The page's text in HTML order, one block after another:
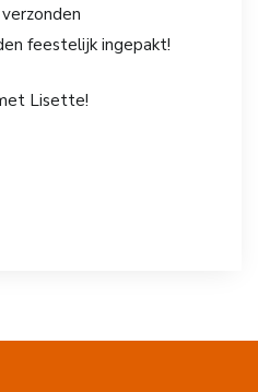
feestelijk ingepakt!
Lisette!